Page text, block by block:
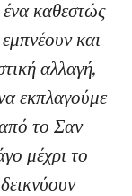
καθεστώς
και
αλλαγή,
εκπλαγούμε
το Σαν
μέχρι το